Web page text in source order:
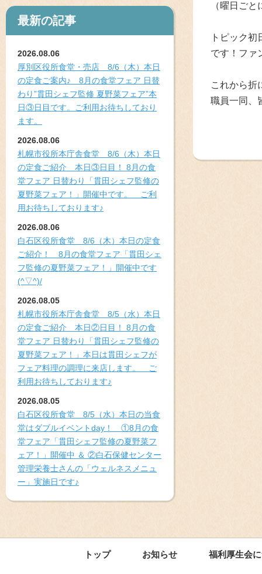
最新の記事
2026.08.06
厚別区役所食堂・売店 8/6（木）本日
の定食ご案内♪ 8月の食堂フェア 日替
わり”貫田シェフ監修 夏野菜フェア”本
日③日目です。ご利用お待ちしており
ます。
2026.08.06
札幌市役所本庁舎食堂 8/6（木）本日
の定食ご紹介 本日③日目！ 8月の食
堂フェア 日替わり「貫田シェフ監修の
夏野菜フェア！」開催中です。 ご利
用お待ちしております♪
2026.08.06
白石区役所食堂 8/6（木）本日の定食
ご紹介！ 8月の食堂フェア「貫田シェ
フ監修の夏野菜フェア！」開催中です
(^▽^)/
2026.08.05
札幌市役所本庁舎食堂 8/5（水）本日
の定食ご紹介 本日②日目！ 8月の食
堂フェア 日替わり「貫田シェフ監修の
夏野菜フェア！」本日は貫田シェフが
フェア料理の調理に来店します。 ご
利用お待ちしております♪
2026.08.05
白石区役所食堂 8/5（水）本日の当食
堂はダブルイベントday！ ①8月の食
堂フェア「貫田シェフ監修の夏野菜フ
ェア！」開催中 ＆ ②白石保健センター
管理栄養士さんの「ウェルネスメニュ
ー」実施日です♪
（曜日ご
トピック
です！ファ
これから折
職員一同、
トップ お知らせ 福利厚生会